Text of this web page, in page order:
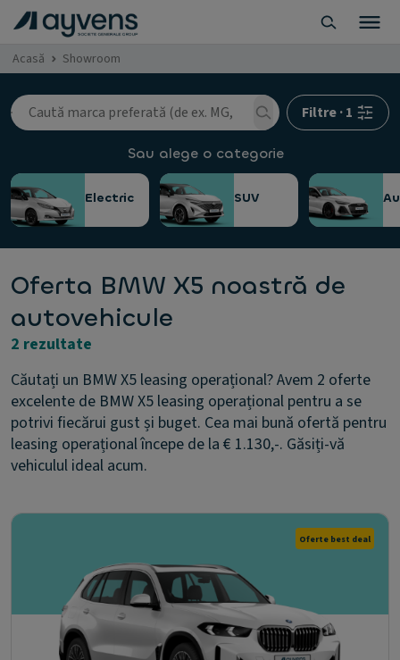
Acasă Showroom
Filtre·1
Sau alege o categorie
Electric SUV
Oferta BMW X5 noastră de
autovehicule
2 rezultate
Căutați un BMW X5 leasing operațional? Avem 2 oferte
excelente de BMW X5 leasing operațional pentru a se
potrivi fiecărui gust și buget. Cea mai bună ofertă pentru
leasing operațional începe de la € 1.130,-. Găsiți-vă
vehiculul ideal acum.
Oferte best deal